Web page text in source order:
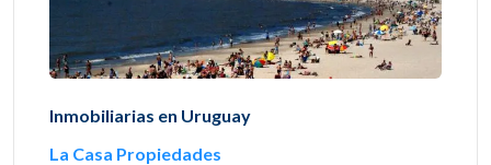
Inmobiliarias en Uruguay
La Casa Propiedades